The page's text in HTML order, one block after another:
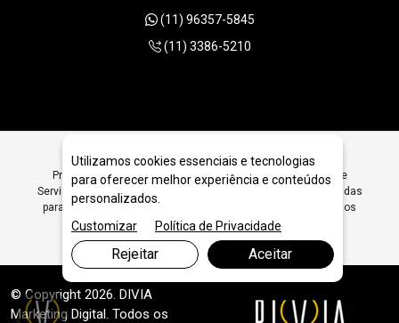
(11) 96357-5845
(11) 3386-5210
Procurando Ferramentas Diamantadas para Prestadores de
Serviços em São Paulo? Encontre Aqui Ferramentas Diamantadas
para Prestadores de Serviços em São Paulo - JRC Diamantados
© Copyright 2026. DIVIA
Marketing Digital. Todos os
Utilizamos cookies essenciais e tecnologias
para oferecer melhor experiência e conteúdos
personalizados.
Customizar
Política de Privacidade
Rejeitar Aceitar